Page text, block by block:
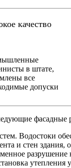
качество
в штате,
все
допуски
фасадные
Водостоки
и стен здания,
разрушение
утепления